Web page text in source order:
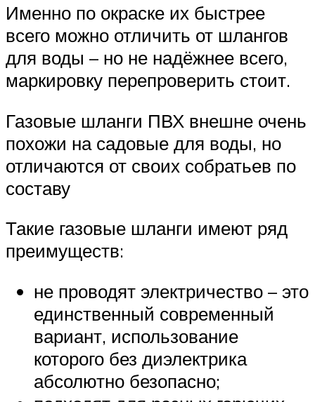
Именно по окраске их быстрее
всего можно отличить от шлангов
для воды – но не надёжнее всего,
маркировку перепроверить стоит.
Газовые шланги ПВХ внешне очень
похожи на садовые для воды, но
отличаются от своих собратьев по
составу
Такие газовые шланги имеют ряд
преимуществ:
не проводят электричество – это
единственный современный
вариант, использование
которого без диэлектрика
абсолютно безопасно;